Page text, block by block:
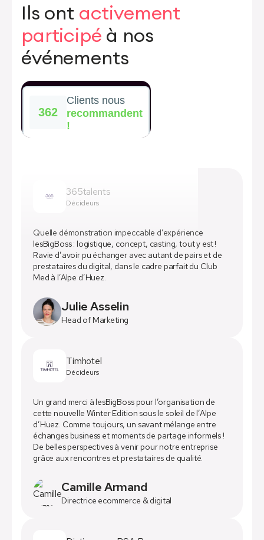
Ils ont activement
participé à nos
événements
365talents
Décideurs
Quelle démonstration impeccable d’expérience
lesBigBoss : logistique, concept, casting, tout y est !
Ravie d’avoir pu échanger avec autant de pairs et de
prestataires du digital, dans le cadre parfait du Club
Med à l’Alpe d’Huez.
Julie Asselin
Head of Marketing
Timhotel
Décideurs
Un grand merci à lesBigBoss pour l’organisation de
cette nouvelle Winter Edition sous le soleil de l’Alpe
d’Huez. Comme toujours, un savant mélange entre
échanges business et moments de partage informels !
De belles perspectives à venir pour notre entreprise
grâce aux rencontres et prestataires de qualité.
Camille Armand
Directrice ecommerce & digital